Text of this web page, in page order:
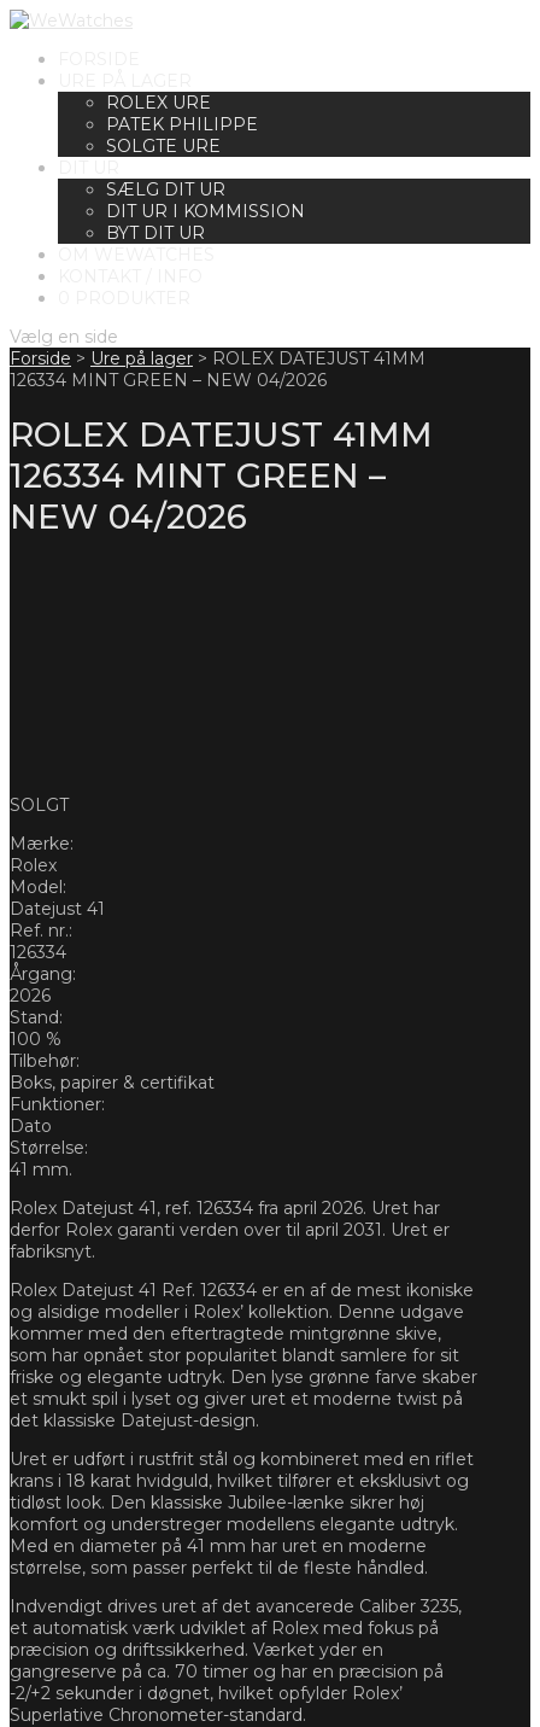
ROLEX URE
PATEK PHILIPPE
SOLGTE URE
SÆLG DIT UR
DIT UR I KOMMISSION
BYT DIT UR
Vælg en side
Forside > Ure på lager > ROLEX DATEJUST 41MM
126334 MINT GREEN – NEW 04/2026
ROLEX DATEJUST 41MM
126334 MINT GREEN –
NEW 04/2026
SOLGT
Mærke:
Rolex
Model:
Datejust 41
Ref. nr.:
126334
Årgang:
2026
Stand:
100 %
Tilbehør:
Boks, papirer & certifikat
Funktioner:
Dato
Størrelse:
41 mm.
Rolex Datejust 41, ref. 126334 fra april 2026. Uret har
derfor Rolex garanti verden over til april 2031. Uret er
fabriksnyt.
Rolex Datejust 41 Ref. 126334 er en af de mest ikoniske
og alsidige modeller i Rolex’ kollektion. Denne udgave
kommer med den eftertragtede mintgrønne skive,
som har opnået stor popularitet blandt samlere for sit
friske og elegante udtryk. Den lyse grønne farve skaber
et smukt spil i lyset og giver uret et moderne twist på
det klassiske Datejust-design.
Uret er udført i rustfrit stål og kombineret med en riflet
krans i 18 karat hvidguld, hvilket tilfører et eksklusivt og
tidløst look. Den klassiske Jubilee-lænke sikrer høj
komfort og understreger modellens elegante udtryk.
Med en diameter på 41 mm har uret en moderne
størrelse, som passer perfekt til de fleste håndled.
Indvendigt drives uret af det avancerede Caliber 3235,
et automatisk værk udviklet af Rolex med fokus på
præcision og driftssikkerhed. Værket yder en
gangreserve på ca. 70 timer og har en præcision på
-2/+2 sekunder i døgnet, hvilket opfylder Rolex’
Superlative Chronometer-standard.